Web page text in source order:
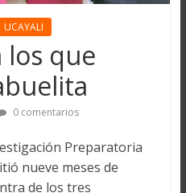
UCAYALI
los que
0 comentarios
Preparatoria
nueve meses de
de los tres